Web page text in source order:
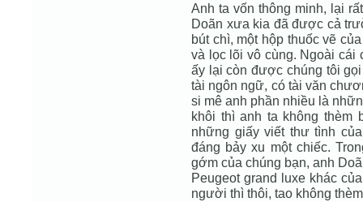
Anh ta vốn thông minh, lại
Doãn xưa kia đã được cả
bút chì, một hộp thuốc vẽ
và lọc lõi vô cùng. Ngoài cái
ấy lại còn được chúng tôi
tài ngôn ngữ, có tài văn
si mê anh phần nhiều là
khôi thì anh ta không thèm
những giấy viết thư tình
đáng bảy xu một chiếc.
gớm của chúng bạn, anh
Peugeot grand luxe khác
người thì thôi, tao không